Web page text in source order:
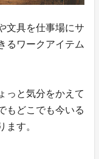
文具を仕事場にサ
るワークアイテム
っと気分をかえて
もどこでも今いる
ます。